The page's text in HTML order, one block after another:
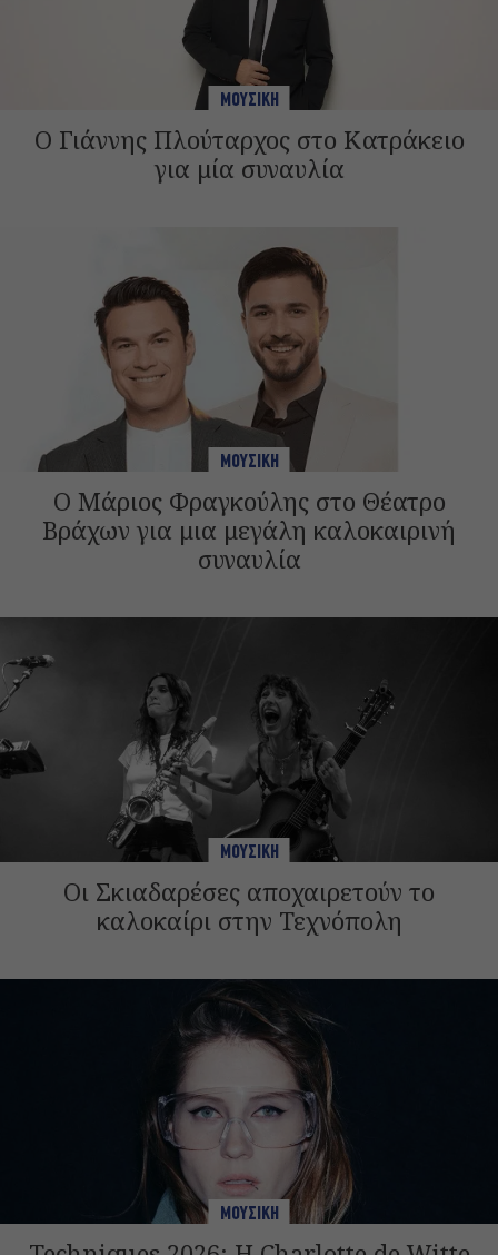
ΜΟΥΣΙΚΗ
Ο Γιάννης Πλούταρχος στο Κατράκειο
για μία συναυλία
ΜΟΥΣΙΚΗ
Ο Μάριος Φραγκούλης στο Θέατρο
Βράχων για μια μεγάλη καλοκαιρινή
συναυλία
ΜΟΥΣΙΚΗ
Οι Σκιαδαρέσες αποχαιρετούν το
καλοκαίρι στην Τεχνόπολη
ΜΟΥΣΙΚΗ